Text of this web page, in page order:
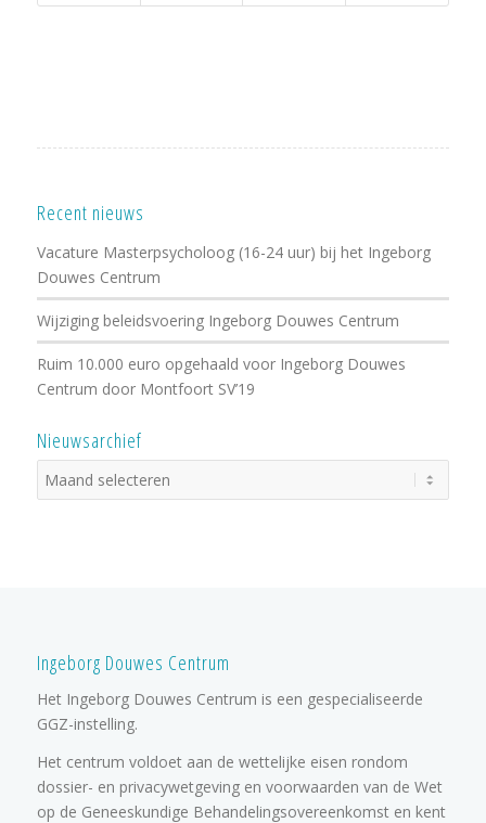
Recent nieuws
Vacature Masterpsycholoog (16-24 uur) bij het Ingeborg
Douwes Centrum
Wijziging beleidsvoering Ingeborg Douwes Centrum
Ruim 10.000 euro opgehaald voor Ingeborg Douwes
Centrum door Montfoort SV’19
Nieuwsarchief
Ingeborg Douwes Centrum
Het Ingeborg Douwes Centrum is een gespecialiseerde
GGZ-instelling.
Het centrum voldoet aan de wettelijke eisen rondom
dossier- en privacywetgeving en voorwaarden van de Wet
op de Geneeskundige Behandelingsovereenkomst en kent